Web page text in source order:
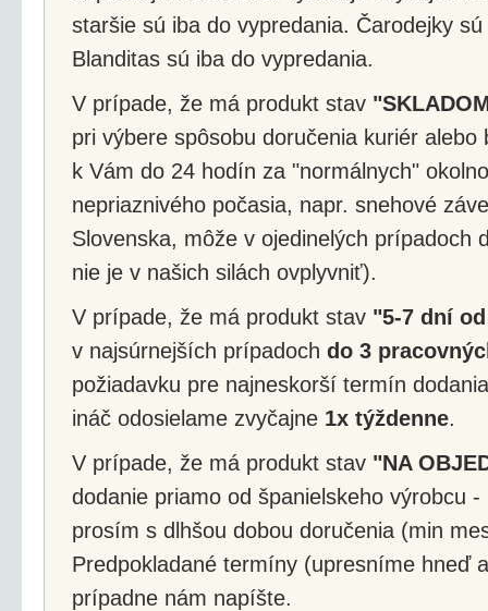
staršie sú iba do vypredania. Čarodejky
Blanditas sú iba do vypredania.
V prípade, že má produkt stav
pri výbere spôsobu doručenia kuriér
k Vám do 24 hodín za "normálnych"
nepriaznivého počasia, napr. snehové
Slovenska, môže v ojedinelých prípadoch
nie je v našich silách ovplyvniť).
V prípade, že má produkt stav "5-7 dní
v najsúrnejších prípadoch do 3
požiadavku pre najneskorší termín
ináč odosielame zvyčajne 1x týždenne.
V prípade, že má produkt stav "NA
dodanie priamo od španielskeho výrobcu
prosím s dlhšou dobou doručenia (min
Predpokladané termíny (upresníme hneď
prípadne nám napíšte.